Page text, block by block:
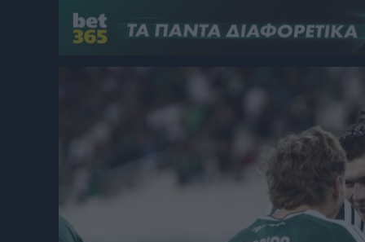
Πυγμαχία
Γιώργος Τσακίρης